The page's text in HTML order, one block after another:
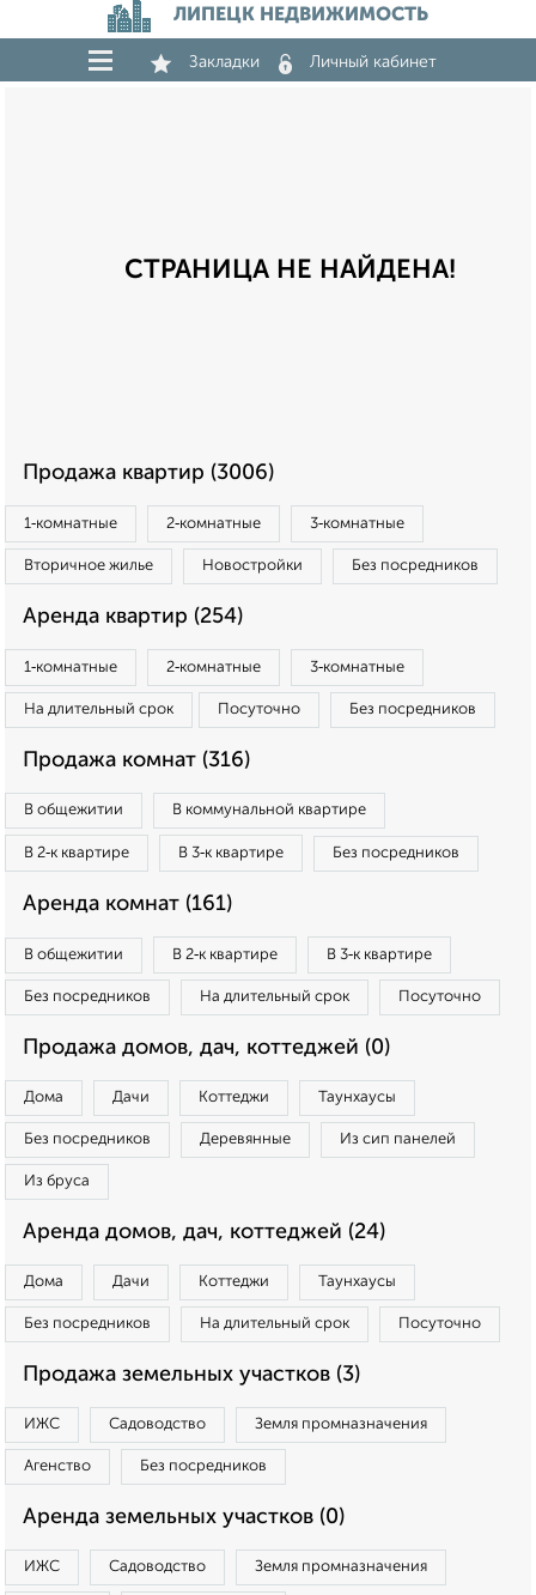
ЛИПЕЦК НЕДВИЖИМОСТЬ
Закладки Личный кабинет
СТРАНИЦА НЕ НАЙДЕНА!
Продажа квартир (3006)
1‑комнатные 2‑комнатные 3‑комнатные
Вторичное жилье Новостройки Без посредников
Аренда квартир (254)
1‑комнатные 2‑комнатные 3‑комнатные
На длительный срок Посуточно Без посредников
Продажа комнат (316)
В общежитии В коммунальной квартире
В 2‑к квартире В 3‑к квартире Без посредников
Аренда комнат (161)
В общежитии В 2‑к квартире В 3‑к квартире
Без посредников На длительный срок Посуточно
Продажа домов, дач, коттеджей (0)
Дома Дачи Коттеджи Таунхаусы
Без посредников Деревянные Из сип панелей
Из бруса
Аренда домов, дач, коттеджей (24)
Дома Дачи Коттеджи Таунхаусы
Без посредников На длительный срок Посуточно
Продажа земельных участков (3)
ИЖС Садоводство Земля промназначения
Агенство Без посредников
Аренда земельных участков (0)
ИЖС Садоводство Земля промназначения